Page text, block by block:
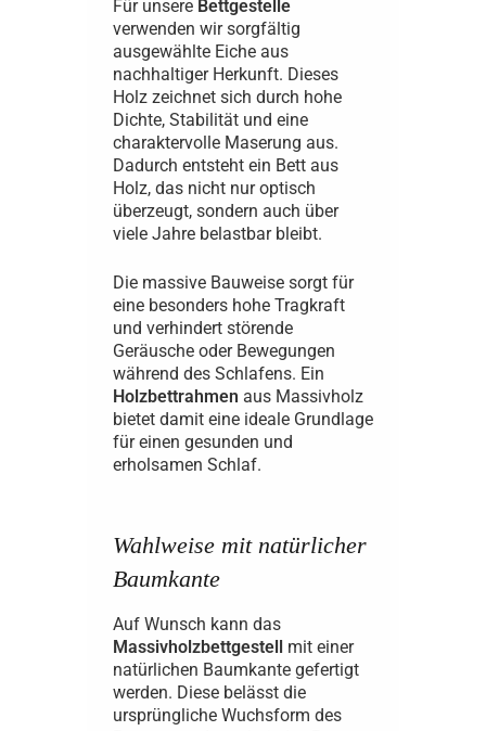
Für unsere Bettgestelle
verwenden wir sorgfältig
ausgewählte Eiche aus
nachhaltiger Herkunft. Dieses
Holz zeichnet sich durch hohe
Dichte, Stabilität und eine
charaktervolle Maserung aus.
Dadurch entsteht ein Bett aus
Holz, das nicht nur optisch
überzeugt, sondern auch über
viele Jahre belastbar bleibt.
Die massive Bauweise sorgt für
eine besonders hohe Tragkraft
und verhindert störende
Geräusche oder Bewegungen
während des Schlafens. Ein
Holzbettrahmen aus Massivholz
bietet damit eine ideale Grundlage
für einen gesunden und
erholsamen Schlaf.
Wahlweise mit natürlicher
Baumkante
Auf Wunsch kann das
Massivholzbettgestell mit einer
natürlichen Baumkante gefertigt
werden. Diese belässt die
ursprüngliche Wuchsform des